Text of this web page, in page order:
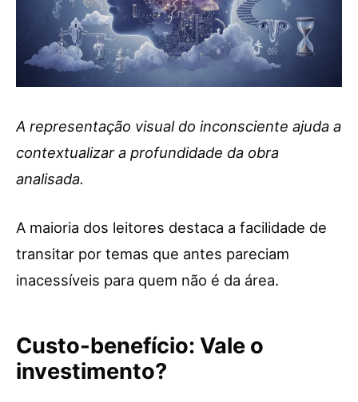
A representação visual do inconsciente ajuda a
contextualizar a profundidade da obra
analisada.
A maioria dos leitores destaca a facilidade de
transitar por temas que antes pareciam
inacessíveis para quem não é da área.
Custo-benefício: Vale o
investimento?